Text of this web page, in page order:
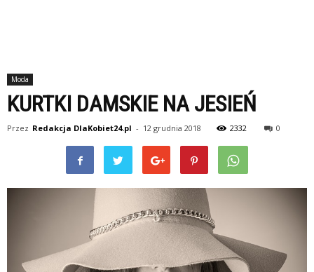
Moda
KURTKI DAMSKIE NA JESIEŃ
Przez Redakcja DlaKobiet24.pl - 12 grudnia 2018 2332 0